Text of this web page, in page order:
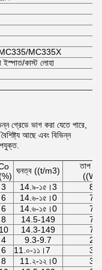
MC335X
ইস্পাত/কাস্ট লোহা
গ্রেডে ভাগ করা যেতে পারে,
আছে এবং বিভিন্ন
ঘনত্ব ((t/m3)
তাপ
((W/
3 14.৯-১৫।3
6 14.৬-১৫।0
6 14.৬-১৫।0
8 14.5-149
10 14.3-149
4 9.3-9.7
6 11.০-১১।7
8 11.২-১২।0